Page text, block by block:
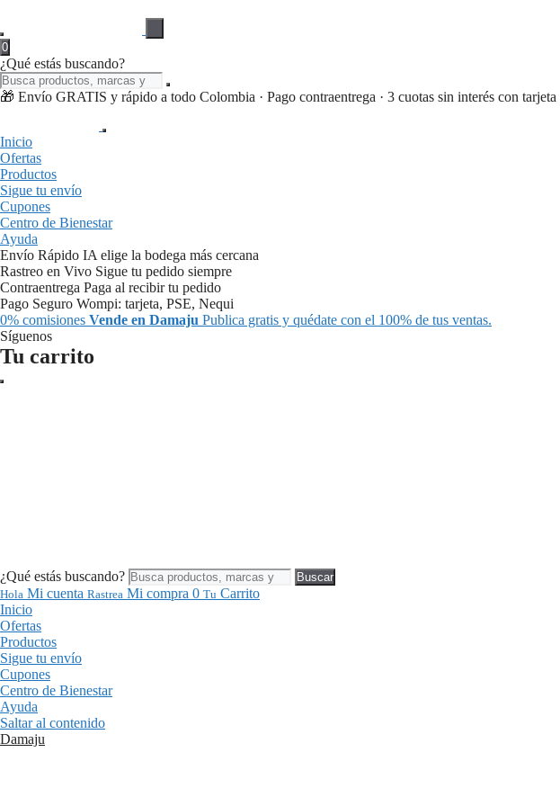
0
¿Qué estás buscando?
🎁 Envío GRATIS y rápido a todo Colombia · Pago contraentrega · 3 cuotas sin interés con tarjeta
Inicio
Ofertas
Productos
Sigue tu envío
Cupones
Centro de Bienestar
Ayuda
Envío Rápido IA elige la bodega más cercana
Rastreo en Vivo Sigue tu pedido siempre
Contraentrega Paga al recibir tu pedido
Pago Seguro Wompi: tarjeta, PSE, Nequi
0% comisiones Vende en Damaju Publica gratis y quédate con el 100% de tus ventas.
Síguenos
Tu carrito
¿Qué estás buscando?
Buscar
Hola Mi cuenta Rastrea Mi compra 0 Tu Carrito
Inicio
Ofertas
Productos
Sigue tu envío
Cupones
Centro de Bienestar
Ayuda
Saltar al contenido
Damaju